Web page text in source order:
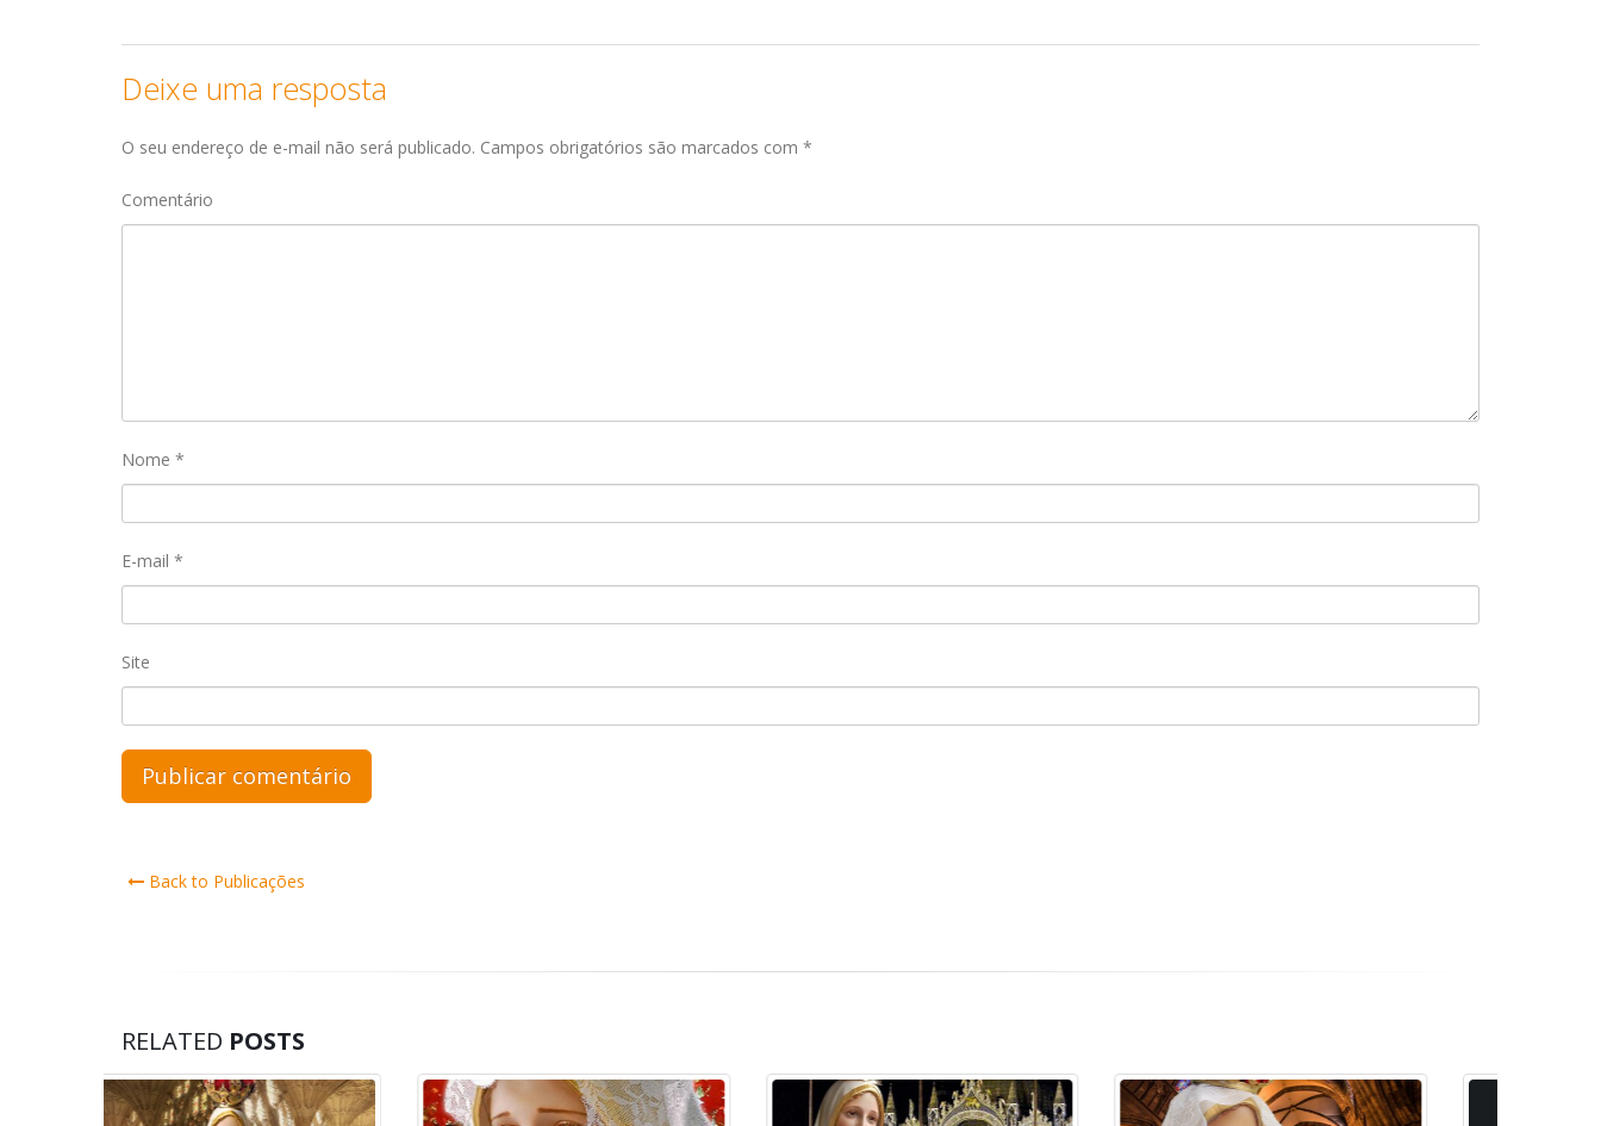
Deixe uma resposta
O seu endereço de e-mail não será publicado. Campos obrigatórios são marcados com *
Comentário
Nome *
E-mail *
Site
Back to Publicações
RELATED POSTS